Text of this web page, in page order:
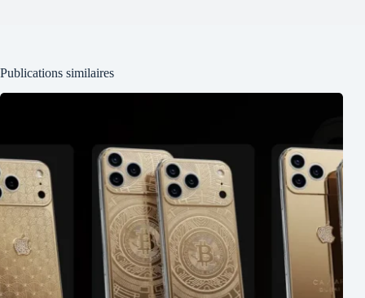
Publications similaires